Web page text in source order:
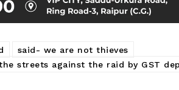
said- we are not thieves
streets against the raid by GST